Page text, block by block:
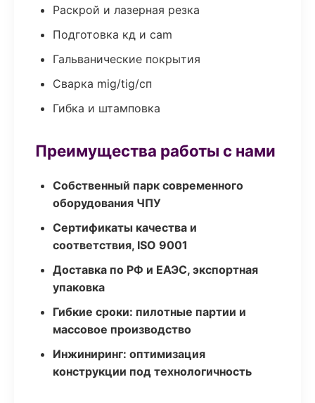
Раскрой и лазерная резка
Подготовка кд и cam
Гальванические покрытия
Сварка mig/tig/сп
Гибка и штамповка
Преимущества работы с нами
Собственный парк современного
оборудования ЧПУ
Сертификаты качества и
соответствия, ISO 9001
Доставка по РФ и ЕАЭС, экспортная
упаковка
Гибкие сроки: пилотные партии и
массовое производство
Инжиниринг: оптимизация
конструкции под технологичность